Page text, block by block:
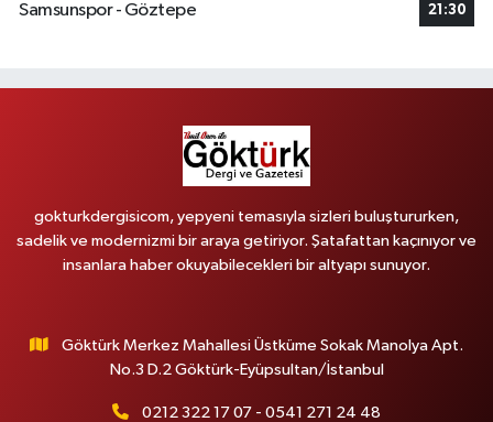
Samsunspor - Göztepe
21:30
gokturkdergisicom, yepyeni temasıyla sizleri buluştururken,
sadelik ve modernizmi bir araya getiriyor. Şatafattan kaçınıyor ve
insanlara haber okuyabilecekleri bir altyapı sunuyor.
Göktürk Merkez Mahallesi Üstküme Sokak Manolya Apt.
No.3 D.2 Göktürk-Eyüpsultan/İstanbul
0212 322 17 07 - 0541 271 24 48